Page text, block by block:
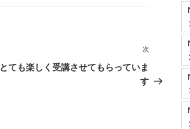
次
投
次
とても楽しく受講させてもらっていま
す